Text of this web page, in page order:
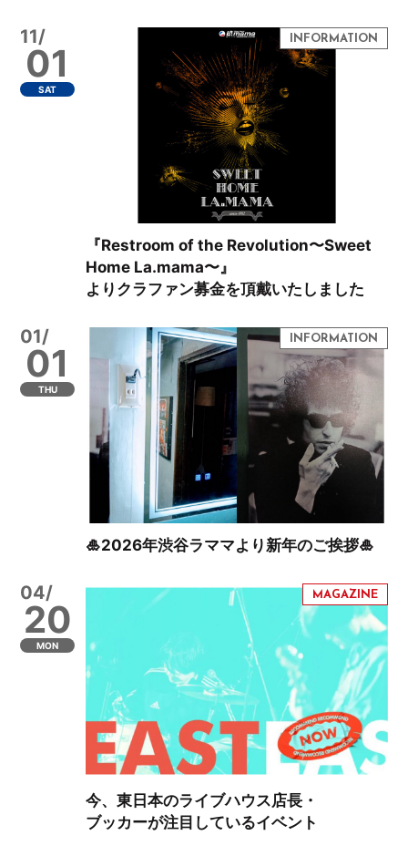
11/
01
SAT
『Restroom of the Revolution〜Sweet
Home La.mama〜』
よりクラファン募金を頂戴いたしました
01/
01
THU
🎍2026年渋谷ラママより新年のご挨拶🎍
04/
20
MON
今、東日本のライブハウス店長・
ブッカーが注目しているイベント